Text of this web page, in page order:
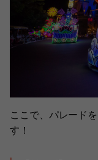
ここで、パレード
す！